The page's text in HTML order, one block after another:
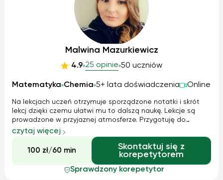
Malwina Mazurkiewicz
4.9 25 opinie 50 uczniów
Matematyka Chemia 5+ lata doświadczenia Online
Na lekcjach uczeń otrzymuje sporządzone notatki i skrót
lekcj dzięki czemu ułatwi mu to dalszą naukę. Lekcje są
prowadzone w przyjaznej atmosferze. Przygotuję do
sprawdzianu, kartkówki, poprawek i matury.
czytaj więcej
100 zł/60 min
Skontaktuj się z
korepetytorem
Sprawdzony korepetytor